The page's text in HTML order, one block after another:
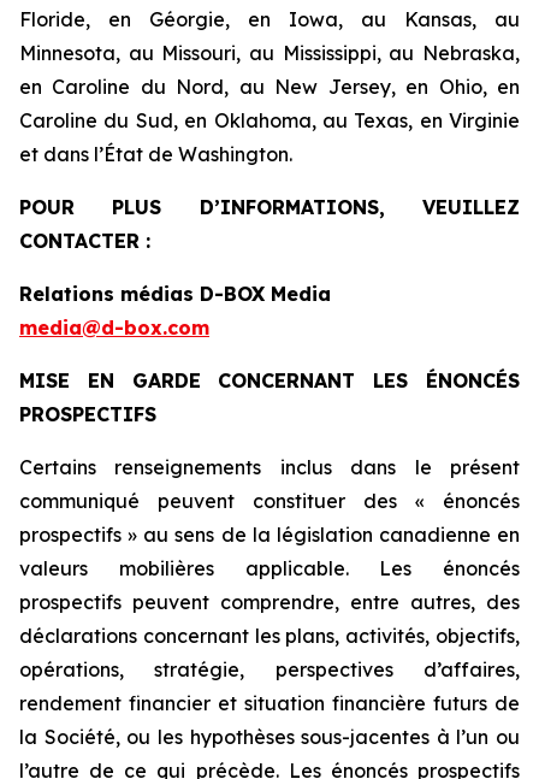
Floride, en Géorgie, en Iowa, au Kansas, au
Minnesota, au Missouri, au Mississippi, au Nebraska,
en Caroline du Nord, au New Jersey, en Ohio, en
Caroline du Sud, en Oklahoma, au Texas, en Virginie
et dans l’État de Washington.
POUR PLUS D’INFORMATIONS, VEUILLEZ
CONTACTER :
Relations médias D-BOX Media
media@d-box.com
MISE EN GARDE CONCERNANT LES ÉNONCÉS
PROSPECTIFS
Certains renseignements inclus dans le présent
communiqué peuvent constituer des « énoncés
prospectifs » au sens de la législation canadienne en
valeurs mobilières applicable. Les énoncés
prospectifs peuvent comprendre, entre autres, des
déclarations concernant les plans, activités, objectifs,
opérations, stratégie, perspectives d’affaires,
rendement financier et situation financière futurs de
la Société, ou les hypothèses sous-jacentes à l’un ou
l’autre de ce qui précède. Les énoncés prospectifs